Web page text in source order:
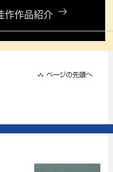
作作品紹介